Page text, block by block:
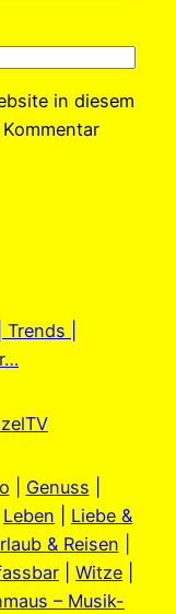
in diesem
|
Genuss
Leben
Liebe &
& Reisen
Witze
– Musik-